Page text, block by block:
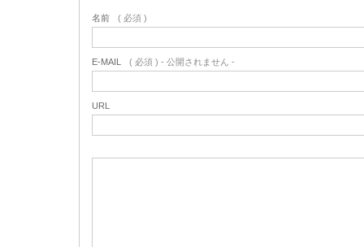
名前 ( 必須 )
E-MAIL ( 必須 ) - 公開されません -
URL